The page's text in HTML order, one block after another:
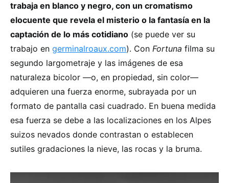
trabaja en blanco y negro, con un cromatismo
elocuente que revela el misterio o la fantasía en la
captación de lo más cotidiano (se puede ver su
trabajo en germinalroaux.com). Con Fortuna filma su
segundo largometraje y las imágenes de esa
naturaleza bicolor —o, en propiedad, sin color—
adquieren una fuerza enorme, subrayada por un
formato de pantalla casi cuadrado. En buena medida
esa fuerza se debe a las localizaciones en los Alpes
suizos nevados donde contrastan o establecen
sutiles gradaciones la nieve, las rocas y la bruma.